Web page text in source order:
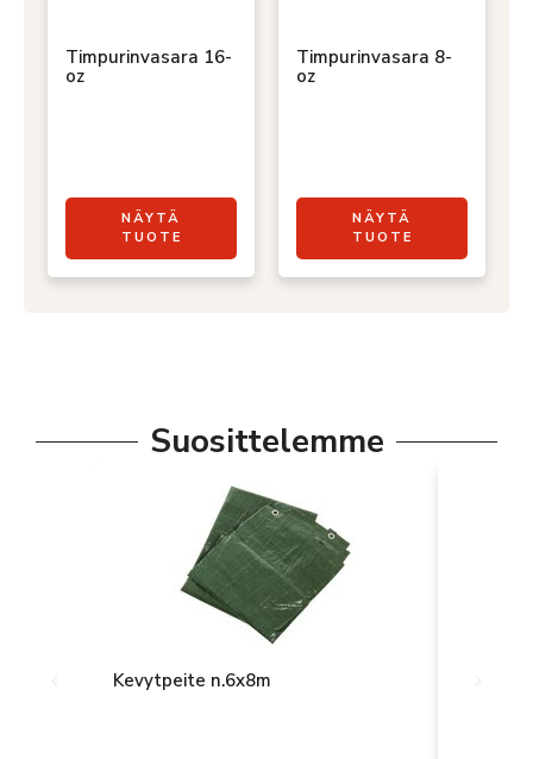
Timpurinvasara 16-
oz
NÄYTÄ
TUOTE
Timpurinvasara 8-
oz
NÄYTÄ
TUOTE
Suosittelemme
Kevytpeite n.6x8m